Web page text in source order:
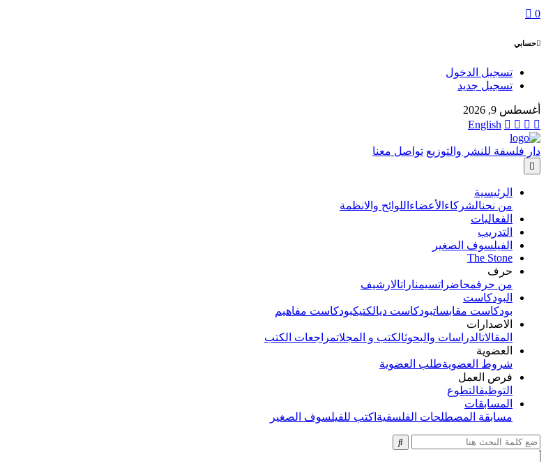
0
حسابي
تسجيل الدخول
تسجيل جديد
أغسطس 9, 2026
English
دار فلسفة للنشر والتوزيع تواصل معنا
الرئيسية
من نحنالشركاء الأعضاء اللوائح والانظمة
الفعاليات
التدريب
الفيلسوف الصغير
The Stone
حرف
من حرفمحاضراتسيمناراتالارشيف
البودكاست
بودكاست مقابساتبودكاست ديالكتيكبودكاست مفاهيم
الاصدارات
المقالاتالدراسات والبحوثالكتب و المجلاتمراجعات الكتب
العضوية
شروط العضويةطلب العضوية
فرص العمل
التوظيفالتطوع
المسابقات
مسابقة المصطلحات الفلسفية اكتب للفيلسوف الصغير